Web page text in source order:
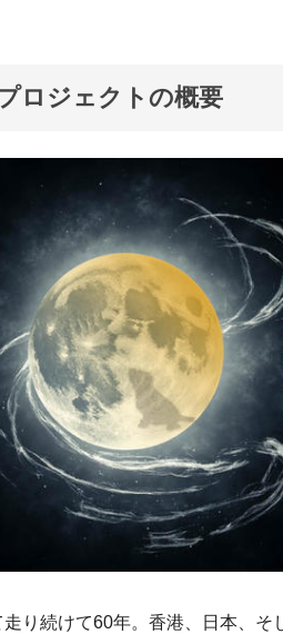
ロジェクトの概要
り続けて60年。香港、日本、